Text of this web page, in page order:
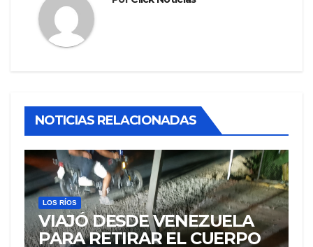
NOTICIAS RELACIONADAS
LOS RÍOS
VIAJÓ DESDE VENEZUELA
PARA RETIRAR EL CUERPO